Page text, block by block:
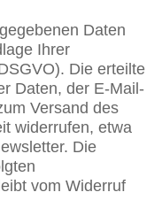
Daten
Ihrer
Die erteilte
Daten, der E-Mail-
Versand des
widerrufen, etwa
Die
vom Widerruf